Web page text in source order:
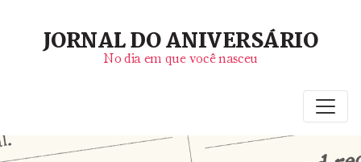
JORNAL DO ANIVERSÁRIO
No dia em que você nasceu